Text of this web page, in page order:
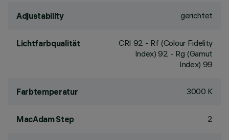
Adjustability gerichtet
Lichtfarbqualität CRI 92 - Rf (Colour Fidelity
Index) 92 - Rg (Gamut
Index) 99
Farbtemperatur 3000 K
MacAdam Step 2